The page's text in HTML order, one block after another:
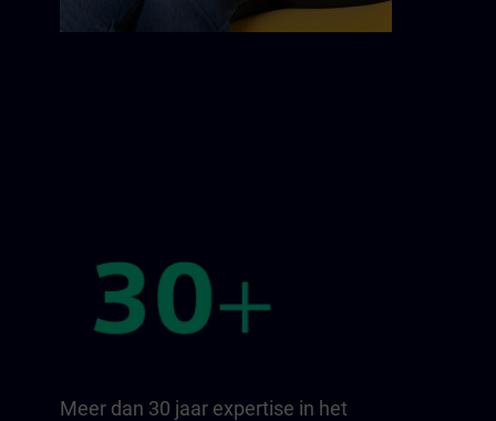
Meer dan 30 jaar expertise in het